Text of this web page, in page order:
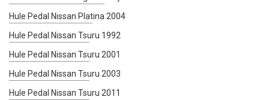
Hule Pedal Nissan Platina 2004
Hule Pedal Nissan Tsuru 1992
Hule Pedal Nissan Tsuru 2001
Hule Pedal Nissan Tsuru 2003
Hule Pedal Nissan Tsuru 2011